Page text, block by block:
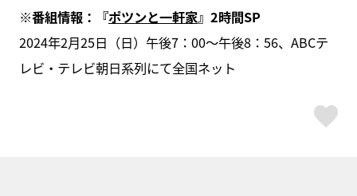
※番組情報：『ポツンと一軒家』2時間SP
2024年2月25日（日）午後7：00～午後8：56、ABCテ
レビ・テレビ朝日系列にて全国ネット